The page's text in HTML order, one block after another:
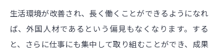
生活環境が改善され、長く働くことができるようになれ
ば、外国人材であるという偏見もなくなります。する
と、さらに仕事にも集中して取り組むことができ、成果